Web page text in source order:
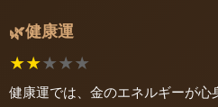
🌿健康運
★★★★★
健康運では、金のエネルギーが心